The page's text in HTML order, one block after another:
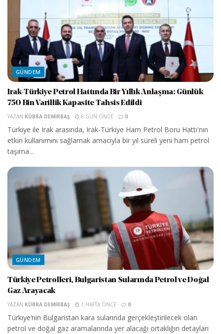
GÜNDEM
Irak-Türkiye Petrol Hattında Bir Yıllık Anlaşma: Günlük
750 Bin Varillik Kapasite Tahsis Edildi
YAZAN KÜBRA DEMIRBAŞ 6 GÜN ÖNCE 0
Türkiye ile Irak arasında, Irak-Türkiye Ham Petrol Boru Hattı'nın
etkin kullanımını sağlamak amacıyla bir yıl süreli yeni ham petrol
taşıma...
GÜNDEM
Türkiye Petrolleri, Bulgaristan Sularında Petrol ve Doğal
Gaz Arayacak
YAZAN KÜBRA DEMIRBAŞ 1 HAFTA ÖNCE 0
Türkiye’nin Bulgaristan kara sularında gerçekleştirilecek olan
petrol ve doğal gaz aramalarında yer alacağı ortaklığın detayları